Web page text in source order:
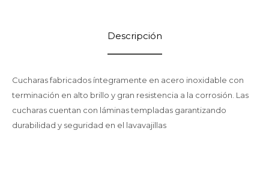
Descripción
Cucharas fabricados íntegramente en acero inoxidable con
terminación en alto brillo y gran resistencia a la corrosión. Las
cucharas cuentan con láminas templadas garantizando
durabilidad y seguridad en el lavavajillas